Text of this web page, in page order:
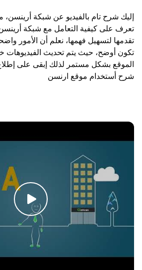
إليك شرح تام بالفيديو عن شبكة أرينسن،
تعرف على كيفية التعامل مع شبكة
تقدمها لتسهيل فهمها، نعلم أن الأمور
تكون أوضح، حيث يتم تحديث الفيديوهات
الموقع بشكل مستمر لذلك إبقى على
شرح أستخدام موقع ارنسن